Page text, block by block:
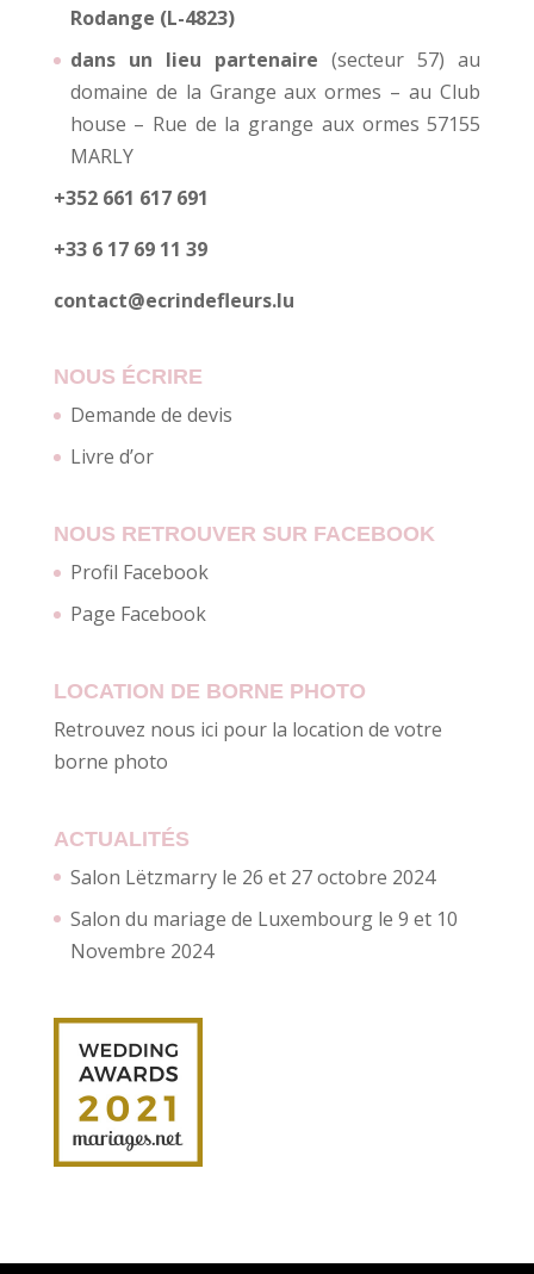
Rodange (L-4823)
dans un lieu partenaire (secteur 57) au
domaine de la Grange aux ormes – au Club
house – Rue de la grange aux ormes 57155
MARLY
+352 661 617 691
+33 6 17 69 11 39
contact@ecrindefleurs.lu
NOUS ÉCRIRE
Demande de devis
Livre d’or
NOUS RETROUVER SUR FACEBOOK
Profil Facebook
Page Facebook
LOCATION DE BORNE PHOTO
Retrouvez nous ici pour la location de votre
borne photo
ACTUALITÉS
Salon Lëtzmarry le 26 et 27 octobre 2024
Salon du mariage de Luxembourg le 9 et 10
Novembre 2024